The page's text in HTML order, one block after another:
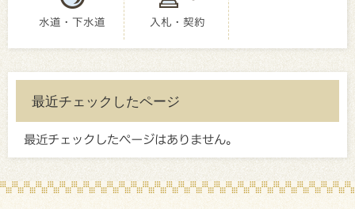
水道・下水道 入札・契約
最近チェックしたページ
最近チェックしたページはありません。